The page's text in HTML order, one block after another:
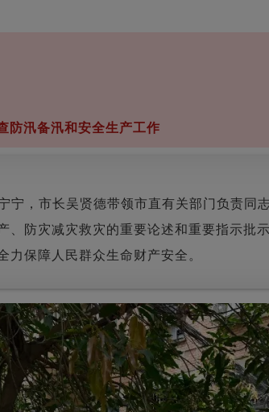
防汛备汛和安全生产工作
宁，市长吴贤德带领市直有关部门负责同
、防灾减灾救灾的重要论述和重要指示批
保障人民群众生命财产安全。